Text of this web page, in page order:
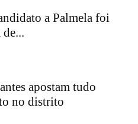
a Palmela foi
apostam tudo
no distrito